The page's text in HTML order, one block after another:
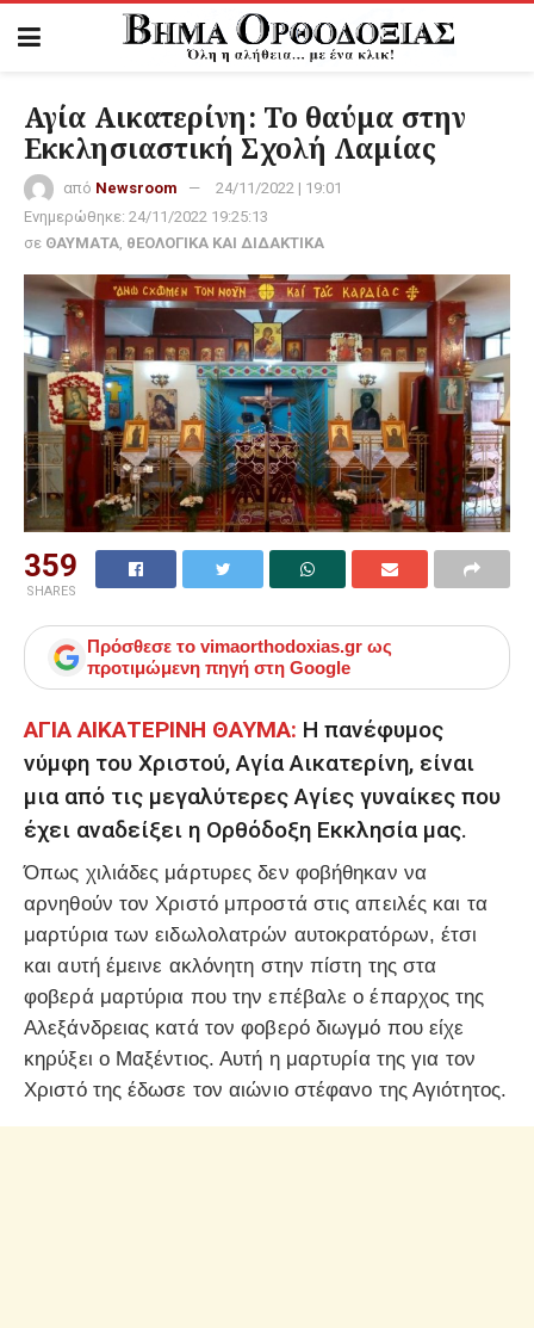
Αγία Αικατερίνη: Το θαύμα στην
Εκκλησιαστική Σχολή Λαμίας
από Newsroom
24/11/2022 | 19:01
Ενημερώθηκε: 24/11/2022 19:25:13
σε ΘΑΥΜΑΤΑ, θΕΟΛΟΓΙΚΑ ΚΑΙ ΔΙΔΑΚΤΙΚΑ
359
SHARES
Πρόσθεσε το vimaorthodoxias.gr ως
προτιμώμενη πηγή στη Google
ΑΓΙΑ ΑΙΚΑΤΕΡΙΝΗ ΘΑΥΜΑ: Η πανέφυμος
νύμφη του Χριστού, Αγία Αικατερίνη, είναι
μια από τις μεγαλύτερες Αγίες γυναίκες που
έχει αναδείξει η Ορθόδοξη Εκκλησία μας.
Όπως χιλιάδες μάρτυρες δεν φοβήθηκαν να
αρνηθούν τον Χριστό μπροστά στις απειλές και τα
μαρτύρια των ειδωλολατρών αυτοκρατόρων, έτσι
και αυτή έμεινε ακλόνητη στην πίστη της στα
φοβερά μαρτύρια που την επέβαλε ο έπαρχος της
Αλεξάνδρειας κατά τον φοβερό διωγμό που είχε
κηρύξει ο Μαξέντιος. Αυτή η μαρτυρία της για τον
Χριστό της έδωσε τον αιώνιο στέφανο της Αγιότητος.